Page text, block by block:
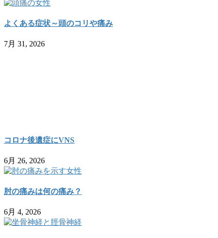
よくある症状～頭のコリや痛み
7月 31, 2026
コロナ後遺症にVNS
6月 26, 2026
肘の痛みは何の痛み？
6月 4, 2026